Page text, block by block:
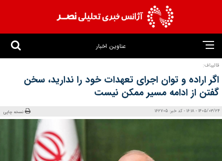
عناوین اخبار
قالیباف:
اگر اراده و توان اجرای تعهدات خود را ندارید، سخن
گفتن از ادامه مسیر ممکن نیست
1405/03/24 - 16:18 - کد خبر: 162705 نسخه چاپی